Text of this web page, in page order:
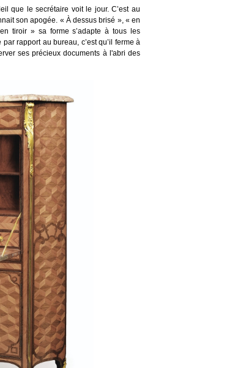
que le secrétaire voit le jour. C’est au
son apogée. « Àdessus brisé », «en
en tiroir» sa forme s’adapteàtous les
par rapport au bureau, c’est qu’il fermeà
ses précieux documents à l'abri des